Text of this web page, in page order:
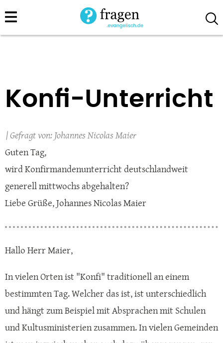
Direkt
zum
Konfi-Unterricht
Johannes Nicolas Maier
Guten Tag,
wird Konfirmandenunterricht deutschlandweit
generell mittwochs abgehalten?
Liebe Grüße, Johannes Nicolas Maier
Hallo Herr Maier,
In vielen Orten ist "Konfi" traditionell an einem
bestimmten Tag. Welcher das ist, ist unterschiedlich
und hängt zum Beispiel mit Absprachen mit Schulen
und Kultusministerien zusammen. In vielen Gemeinden